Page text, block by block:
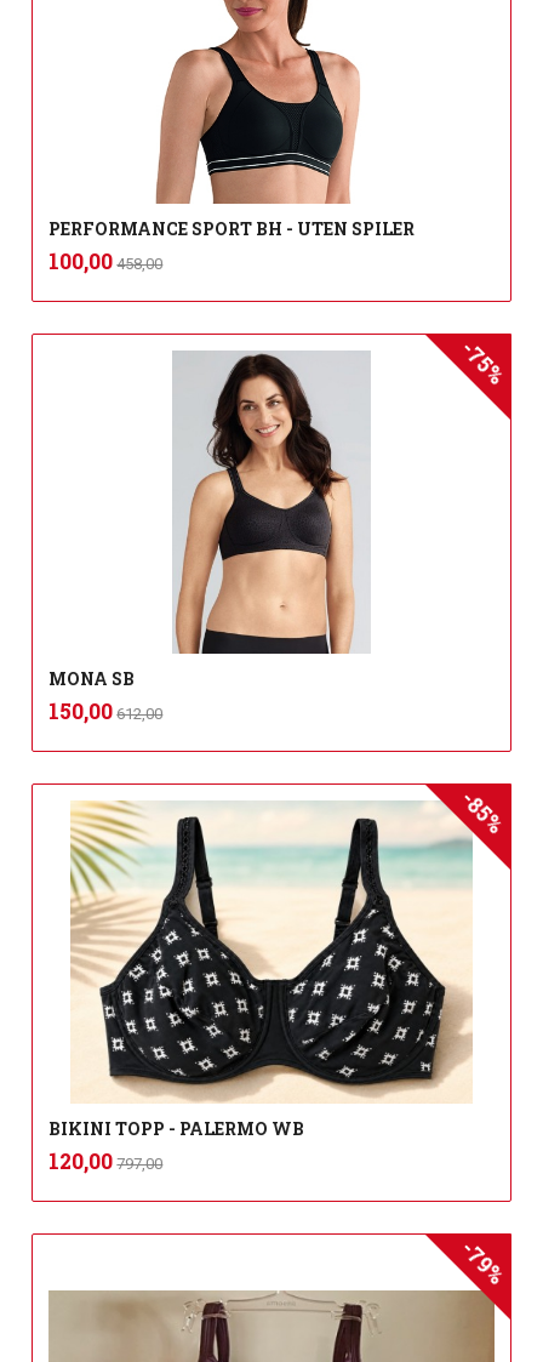
PERFORMANCE SPORT BH - UTEN SPILER
Tilbud
100,00 458,00mva.
MONA SB
Tilbud
150,00 612,00
-75%
mva.
BIKINI TOPP - PALERMO WB
Tilbud
120,00 797,00
-85%
mva.
-79%